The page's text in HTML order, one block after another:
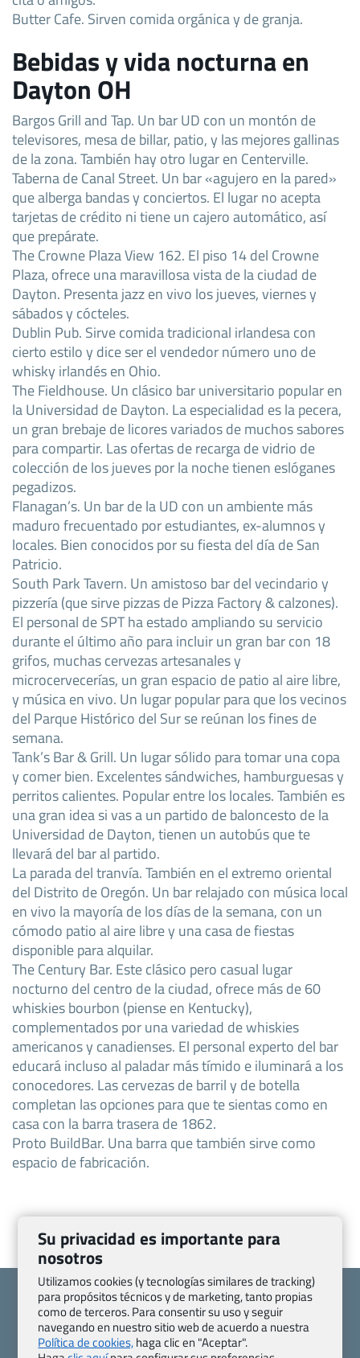
Butter Cafe. Sirven comida orgánica y de granja.
Bebidas y vida nocturna en
Dayton OH
Bargos Grill and Tap. Un bar UD con un montón de
televisores, mesa de billar, patio, y las mejores gallinas
de la zona. También hay otro lugar en Centerville.
Taberna de Canal Street. Un bar «agujero en la pared»
que alberga bandas y conciertos. El lugar no acepta
tarjetas de crédito ni tiene un cajero automático, así
que prepárate.
The Crowne Plaza View 162. El piso 14 del Crowne
Plaza, ofrece una maravillosa vista de la ciudad de
Dayton. Presenta jazz en vivo los jueves, viernes y
sábados y cócteles.
Dublin Pub. Sirve comida tradicional irlandesa con
cierto estilo y dice ser el vendedor número uno de
whisky irlandés en Ohio.
The Fieldhouse. Un clásico bar universitario popular en
la Universidad de Dayton. La especialidad es la pecera,
un gran brebaje de licores variados de muchos sabores
para compartir. Las ofertas de recarga de vidrio de
colección de los jueves por la noche tienen eslóganes
pegadizos.
Flanagan’s. Un bar de la UD con un ambiente más
maduro frecuentado por estudiantes, ex-alumnos y
locales. Bien conocidos por su fiesta del día de San
Patricio.
South Park Tavern. Un amistoso bar del vecindario y
pizzería (que sirve pizzas de Pizza Factory & calzones).
El personal de SPT ha estado ampliando su servicio
durante el último año para incluir un gran bar con 18
grifos, muchas cervezas artesanales y
microcervecerías, un gran espacio de patio al aire libre,
y música en vivo. Un lugar popular para que los vecinos
del Parque Histórico del Sur se reúnan los fines de
semana.
Tank’s Bar & Grill. Un lugar sólido para tomar una copa
y comer bien. Excelentes sándwiches, hamburguesas y
perritos calientes. Popular entre los locales. También es
una gran idea si vas a un partido de baloncesto de la
Universidad de Dayton, tienen un autobús que te
llevará del bar al partido.
La parada del tranvía. También en el extremo oriental
del Distrito de Oregón. Un bar relajado con música local
en vivo la mayoría de los días de la semana, con un
cómodo patio al aire libre y una casa de fiestas
disponible para alquilar.
The Century Bar. Este clásico pero casual lugar
nocturno del centro de la ciudad, ofrece más de 60
whiskies bourbon (piense en Kentucky),
complementados por una variedad de whiskies
americanos y canadienses. El personal experto del bar
educará incluso al paladar más tímido e iluminará a los
conocedores. Las cervezas de barril y de botella
completan las opciones para que te sientas como en
casa con la barra trasera de 1862.
Proto BuildBar. Una barra que también sirve como
espacio de fabricación.
Quienes somos Contacto
Su privacidad es importante para
nosotros
Utilizamos cookies (y tecnologías similares de tracking)
para propósitos técnicos y de marketing, tanto propias
como de terceros. Para consentir su uso y seguir
navegando en nuestro sitio web de acuerdo a nuestra
Política de cookies,haga clic en "Aceptar".